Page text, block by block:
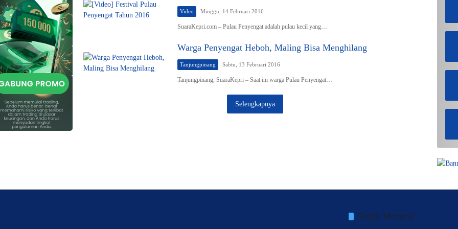
Video Minggu, 14 Februari 2016
SuaraKepri.com – Pulau Penyengat adalah pulau kecil yang…
Warga Penyengat Heboh, Maling Bisa Menghilang
Tanjungpinang Sabtu, 13 Februari 2016
Tanjungpinang, SuaraKepri – Saat ini warga Pulau Penyengat…
Selengkapnya
Topik Menarik